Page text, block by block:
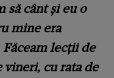
să cânt și eu o
mine era
lecții de
vineri, cu rata de